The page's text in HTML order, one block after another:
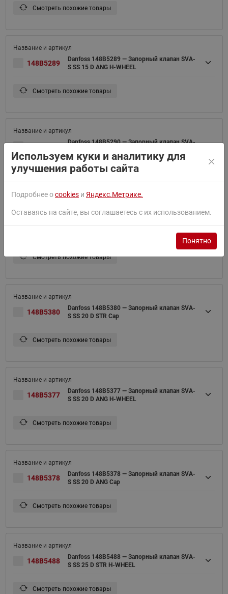
Смотреть похожие товары
148B5289
Danfoss 148B5289 — Запорный клапан SVA-
S SS 15 D ANG H-WHEEL
Смотреть похожие товары
Danfoss 148B5290 — Запорный клапан SVA-
Смотреть похожие товары
Danfoss 148B5379 — Запорный клапан SVA-
Смотреть похожие товары
148B5380
Danfoss 148B5380 — Запорный клапан SVA-
S SS 20 D STR Cap
Смотреть похожие товары
148B5377
Danfoss 148B5377 — Запорный клапан SVA-
S SS 20 D ANG H-WHEEL
Смотреть похожие товары
148B5378
Danfoss 148B5378 — Запорный клапан SVA-
S SS 20 D ANG Cap
Смотреть похожие товары
148B5488
Danfoss 148B5488 — Запорный клапан SVA-
S SS 25 D STR H-WHEEL
Смотреть похожие товары
Используем куки и аналитику для
улучшения работы сайта
Подробнее оcookies и Яндекс.Метрике.
Оставаясь на сайте, вы соглашаетесь с их использованием.
Понятно